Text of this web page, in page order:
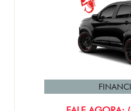
FASTBACK ABARTH